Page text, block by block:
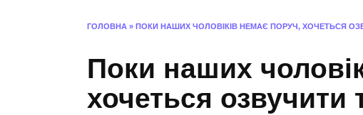
ГОЛОВНА » ПОКИ НАШИХ ЧОЛОВІКІВ НЕМАЄ ПОРУЧ, ХОЧЕТЬСЯ
Поки наших
хочеться озвучити